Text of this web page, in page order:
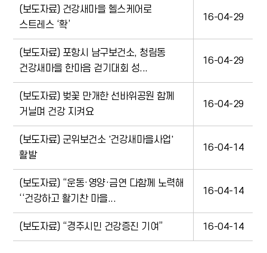
(보도자료) 건강새마을 헬스케어로
스트레스 ‘확’
16-04-29
(보도자료) 포항시 남구보건소, 청림동
건강새마을 한마음 걷기대회 성...
16-04-29
(보도자료) 벚꽃 만개한 선바위공원 함께
거닐며 건강 지켜요
16-04-29
(보도자료) 군위보건소 '건강새마을사업'
활발
16-04-14
(보도자료) “운동·영양·금연 다함께 노력해
‘‘건강하고 활기찬 마을...
16-04-14
(보도자료) “경주시민 건강증진 기여” 16-04-14